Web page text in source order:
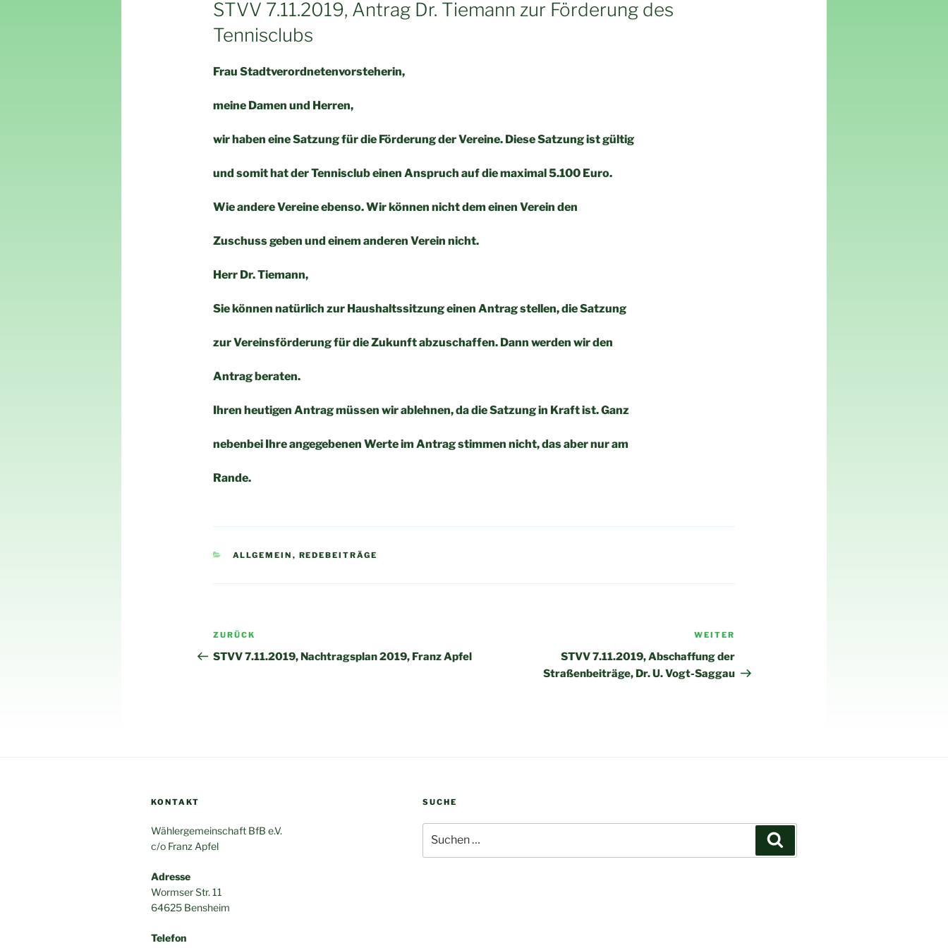
STVV 7.11.2019, Antrag Dr. Tiemann zur Förderung des
Tennisclubs
Frau Stadtverordnetenvorsteherin,
meine Damen und Herren,
wir haben eine Satzung für die Förderung der Vereine. Diese Satzung ist gültig
und somit hat der Tennisclub einen Anspruch auf die maximal 5.100 Euro.
Wie andere Vereine ebenso. Wir können nicht dem einen Verein den
Zuschuss geben und einem anderen Verein nicht.
Herr Dr. Tiemann,
Sie können natürlich zur Haushaltssitzung einen Antrag stellen, die Satzung
zur Vereinsförderung für die Zukunft abzuschaffen. Dann werden wir den
Antrag beraten.
Ihren heutigen Antrag müssen wir ablehnen, da die Satzung in Kraft ist. Ganz
nebenbei Ihre angegebenen Werte im Antrag stimmen nicht, das aber nur am
Rande.
KATEGORIEN
ALLGEMEIN , REDEBEITRÄGE
Beitragsnavigation
Vorheriger
Beitrag
ZURÜCK
STVV 7.11.2019, Nachtragsplan 2019, Franz Apfel
Beitrag
WEITER
STVV 7.11.2019, Abschaffung der
Straßenbeiträge, Dr. U. Vogt-Saggau
KONTAKT
Wählergemeinschaft BfB e.V.
c/o Franz Apfel
Adresse
Wormser Str. 11
64625 Bensheim
Telefon
SUCHE
nach: